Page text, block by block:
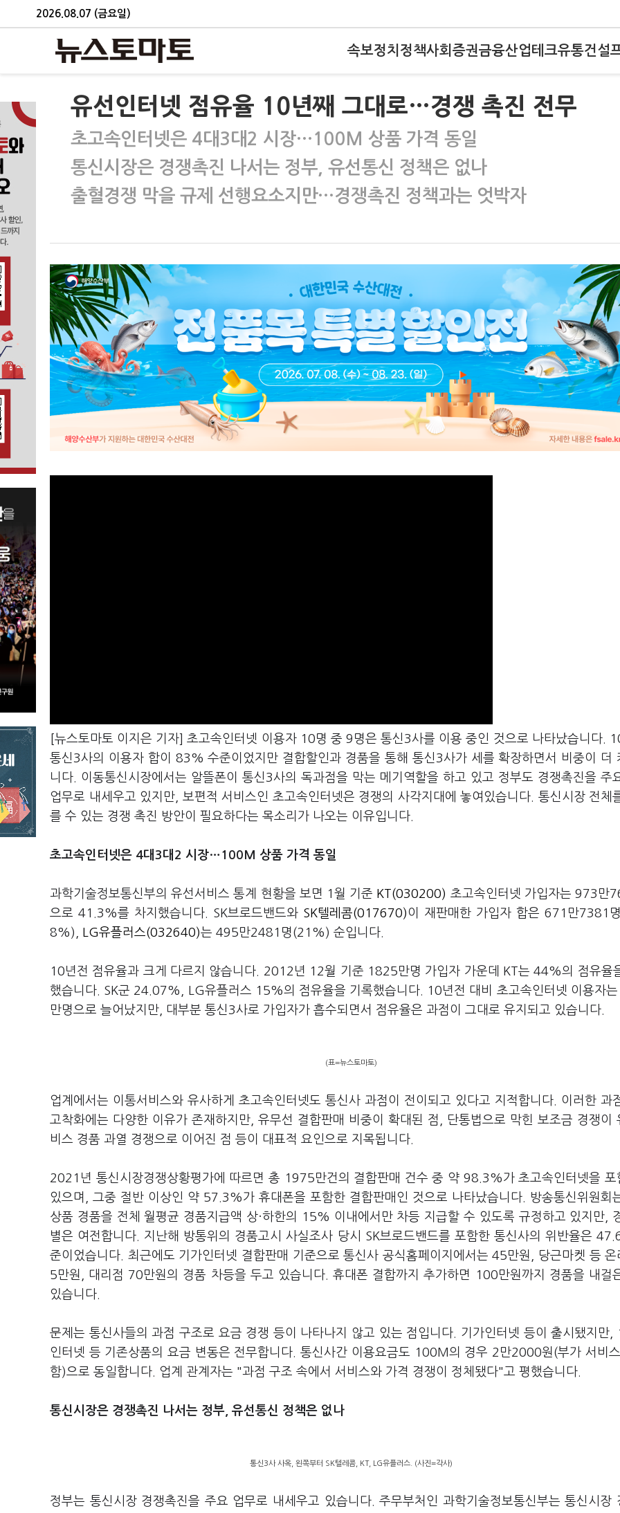
2026.08.07 (금요일)
속보정치 정책사회 증권금융산업테크유통건설
유선인터넷 점유율 10년째 그대로…경쟁 촉진 전무
초고속인터넷은 4대3대2 시장…100M 상품 가격 동일
통신시장은 경쟁촉진 나서는 정부, 유선통신 정책은 없나
출혈경쟁 막을 규제 선행요소지만…경쟁촉진 정책과는 엇박자
[뉴스토마토 이지은 기자] 초고속인터넷 이용자 10명 중 9명은 통신3사를 이용 중인 것으로 나타났습니다.
통신3사의 이용자 합이 83% 수준이었지만 결합할인과 경품을 통해 통신3사가 세를 확장하면서 비중이 더
니다. 이동통신시장에서는 알뜰폰이 통신3사의 독과점을 막는 메기역할을 하고 있고 정부도 경쟁촉진을 주
업무로 내세우고 있지만, 보편적 서비스인 초고속인터넷은 경쟁의 사각지대에 놓여있습니다. 통신시장 전체
를 수 있는 경쟁 촉진 방안이 필요하다는 목소리가 나오는 이유입니다.
초고속인터넷은 4대3대2 시장…100M 상품 가격 동일
과학기술정보통신부의 유선서비스 통계 현황을 보면 1월 기준 KT(030200) 초고속인터넷 가입자는 973만
으로 41.3%를 차지했습니다. SK브로드밴드와 SK텔레콤(017670)이 재판매한 가입자 합은 671만7381
8%),
LG유플러스(032640)는 495만2481명(21%) 순입니다.
10년전 점유율과 크게 다르지 않습니다. 2012년 12월 기준 1825만명 가입자 가운데 KT는 44%의 점유율
했습니다. SK군 24.07%, LG유플러스 15%의 점유율을 기록했습니다. 10년전 대비 초고속인터넷 이용자
만명으로 늘어났지만, 대부분 통신3사로 가입자가 흡수되면서 점유율은 과점이 그대로 유지되고 있습니다.
(표=뉴스토마토)
업계에서는 이통서비스와 유사하게 초고속인터넷도 통신사 과점이 전이되고 있다고 지적합니다. 이러한 과
고착화에는 다양한 이유가 존재하지만, 유무선 결합판매 비중이 확대된 점, 단통법으로 막힌 보조금 경쟁이
비스 경품 과열 경쟁으로 이어진 점 등이 대표적 요인으로 지목됩니다.
2021년 통신시장경쟁상황평가에 따르면 총 1975만건의 결합판매 건수 중 약 98.3%가 초고속인터넷을 포
있으며, 그중 절반 이상인 약 57.3%가 휴대폰을 포함한 결합판매인 것으로 나타났습니다. 방송통신위원회
상품 경품을 전체 월평균 경품지급액 상·하한의 15% 이내에서만 차등 지급할 수 있도록 규정하고 있지만,
별은 여전합니다. 지난해 방통위의 경품고시 사실조사 당시 SK브로드밴드를 포함한 통신사의 위반율은
준이었습니다. 최근에도 기가인터넷 결합판매 기준으로 통신사 공식홈페이지에서는 45만원, 당근마켓 등
5만원, 대리점 70만원의 경품 차등을 두고 있습니다. 휴대폰 결합까지 추가하면 100만원까지 경품을 내걸
있습니다.
문제는 통신사들의 과점 구조로 요금 경쟁 등이 나타나지 않고 있는 점입니다. 기가인터넷 등이 출시됐지만
인터넷 등 기존상품의 요금 변동은 전무합니다. 통신사간 이용요금도 100M의 경우 2만2000원(부가 서비
함)으로 동일합니다. 업계 관계자는 "과점 구조 속에서 서비스와 가격 경쟁이 정체됐다"고 평했습니다.
통신시장은 경쟁촉진 나서는 정부, 유선통신 정책은 없나
통신3사 사옥, 왼쪽부터 SK텔레콤, KT, LG유플러스. (사진=각사)
정부는 통신시장 경쟁촉진을 주요 업무로 내세우고 있습니다. 주무부처인 과학기술정보통신부는 통신시장